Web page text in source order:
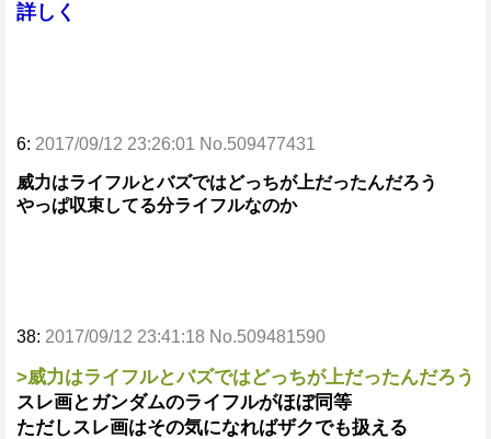
詳しく
6: 2017/09/12 23:26:01 No.509477431
威力はライフルとバズではどっちが上だったんだろう
やっぱ収束してる分ライフルなのか
38: 2017/09/12 23:41:18 No.509481590
>威力はライフルとバズではどっちが上だったんだろう
スレ画とガンダムのライフルがほぼ同等
ただしスレ画はその気になればザクでも扱える